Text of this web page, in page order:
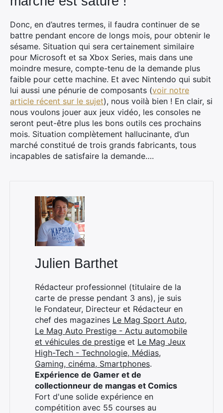
Donc, en d’autres termes, il faudra continuer de se
battre pendant encore de longs mois, pour obtenir le
sésame. Situation qui sera certainement similaire
pour Microsoft et sa Xbox Series, mais dans une
moindre mesure, compte-tenu de la demande plus
faible pour cette machine. Et avec Nintendo qui subit
lui aussi une pénurie de composants (voir notre
article récent sur le sujet), nous voilà bien ! En clair, si
nous voulons jouer aux jeux vidéo, les consoles ne
seront peut-être plus les bons outils ces prochains
mois. Situation complètement hallucinante, d’un
marché constitué de trois grands fabricants, tous
incapables de satisfaire la demande….
Julien Barthet
Rédacteur professionnel (titulaire de la
carte de presse pendant 3 ans), je suis
le Fondateur, Directeur et Rédacteur en
chef des magazines Le Mag Sport Auto,
Le Mag Auto Prestige - Actu automobile
et véhicules de prestige et Le Mag Jeux
High-Tech - Technologie, Médias,
Gaming, cinéma, Smartphones.
Expérience de Gamer et de
collectionneur de mangas et Comics
Fort d'une solide expérience en
compétition avec 55 courses au
Rechercher